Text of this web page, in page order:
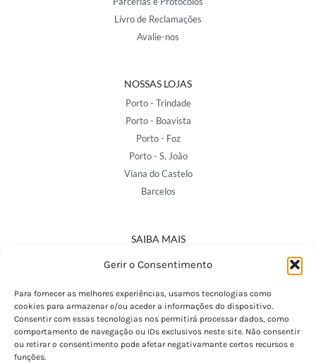
Gerir o Consentimento
Para fornecer as melhores experiências, usamos tecnologias como
cookies para armazenar e/ou aceder a informações do dispositivo.
Consentir com essas tecnologias nos permitirá processar dados, como
comportamento de navegação ou IDs exclusivos neste site. Não consentir
ou retirar o consentimento pode afetar negativamante certos recursos e
funções.
Livro de Reclamações
Avalie-nos
NOSSAS LOJAS
Porto - Trindade
Porto - Boavista
Porto - Foz
Porto - S. João
Viana do Castelo
Barcelos
SAIBA MAIS
Política de Privacidade
Termos e Condições
Perguntas Frequentes
Custos de Envio
Encomendas Internacionais